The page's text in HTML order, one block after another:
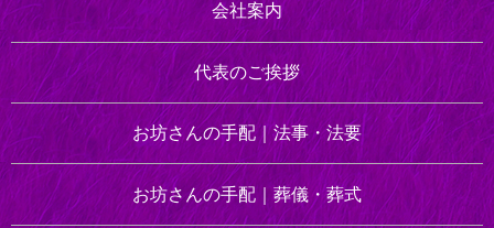
会社案内
代表のご挨拶
お坊さんの手配｜法事・法要
お坊さんの手配｜ 葬儀・葬式